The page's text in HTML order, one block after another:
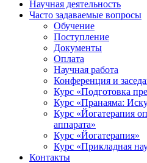
Научная деятельность
Часто задаваемые вопросы
Обучение
Поступление
Документы
Оплата
Научная работа
Конференция и
Курс «Подготовка
Курс «Пранаяма:
Курс «Йогатерапия
аппарата»
Курс «Йогатерапия»
Курс «Прикладная
Контакты